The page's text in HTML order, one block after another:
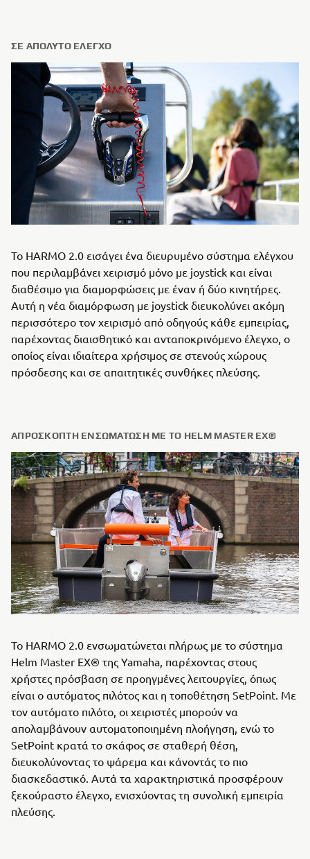
ΣΕ ΑΠΌΛΥΤΟ ΈΛΕΓΧΟ
Το HARMO 2.0 εισάγει ένα διευρυμένο σύστημα ελέγχου
που περιλαμβάνει χειρισμό μόνο με joystick και είναι
διαθέσιμο για διαμορφώσεις με έναν ή δύο κινητήρες.
Αυτή η νέα διαμόρφωση με joystick διευκολύνει ακόμη
περισσότερο τον χειρισμό από οδηγούς κάθε εμπειρίας,
παρέχοντας διαισθητικό και ανταποκρινόμενο έλεγχο, ο
οποίος είναι ιδιαίτερα χρήσιμος σε στενούς χώρους
πρόσδεσης και σε απαιτητικές συνθήκες πλεύσης.
ΑΠΡΌΣΚΟΠΤΗ ΕΝΣΩΜΆΤΩΣΗ ΜΕ ΤΟ HELM MASTER EX®
Το HARMO 2.0 ενσωματώνεται πλήρως με το σύστημα
Helm Master EX® της Yamaha, παρέχοντας στους
χρήστες πρόσβαση σε προηγμένες λειτουργίες, όπως
είναι ο αυτόματος πιλότος και η τοποθέτηση SetPoint. Με
τον αυτόματο πιλότο, οι χειριστές μπορούν να
απολαμβάνουν αυτοματοποιημένη πλοήγηση, ενώ το
SetPoint κρατά το σκάφος σε σταθερή θέση,
διευκολύνοντας το ψάρεμα και κάνοντάς το πιο
διασκεδαστικό. Αυτά τα χαρακτηριστικά προσφέρουν
ξεκούραστο έλεγχο, ενισχύοντας τη συνολική εμπειρία
πλεύσης.